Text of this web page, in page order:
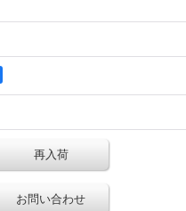
再入荷
お問い合わせ